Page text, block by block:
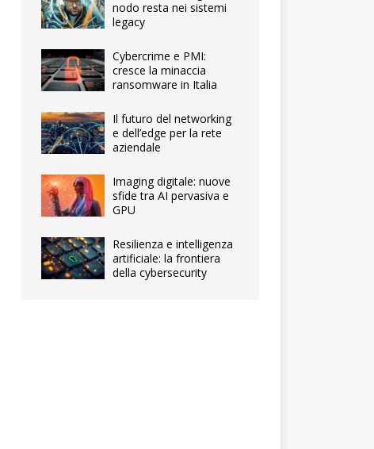
nodo resta nei sistemi
legacy
Cybercrime e PMI:
cresce la minaccia
ransomware in Italia
Il futuro del networking
e dell’edge per la rete
aziendale
Imaging digitale: nuove
sfide tra AI pervasiva e
GPU
Resilienza e intelligenza
artificiale: la frontiera
della cybersecurity